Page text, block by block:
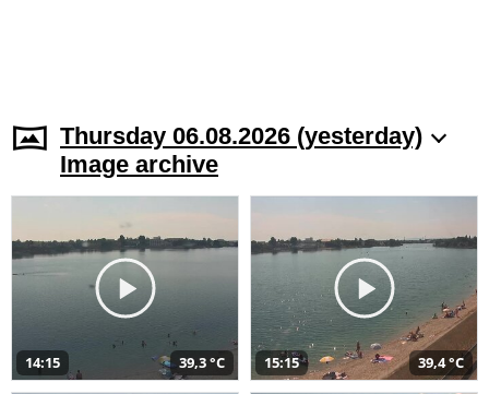
Thursday 06.08.2026 (yesterday)
Image archive
14:15 39,3 °C 15:15 39,4 °C